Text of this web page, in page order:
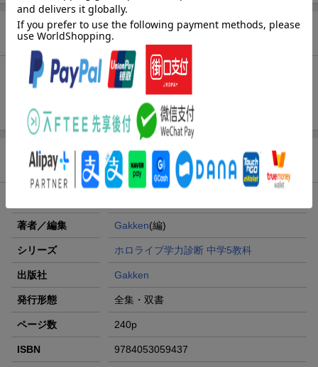
お気に入り新着通知
未追加：2件
商品情報
著者／編集 Gakken(編)
シリーズ ホロライブ学力診断 中学5教科
出版社 Gakken
発行形態 全集・双書
ページ数 240p
ISBN 9784053059437